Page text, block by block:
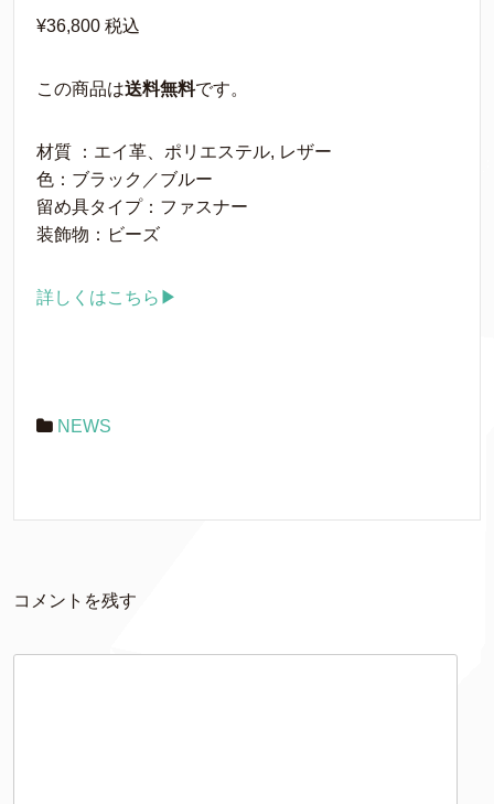
¥36,800 税込
この商品は送料無料です。
材質 ：エイ革、ポリエステル, レザー
色：ブラック／ブルー
留め具タイプ：ファスナー
装飾物：ビーズ
詳しくはこちら▶
NEWS
コメントを残す